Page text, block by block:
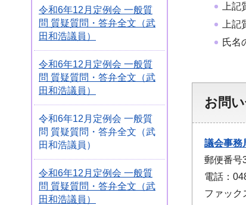
令和6年12月定例会 一般質
問 質疑質問・答弁全文（武
田和浩議員）
令和6年12月定例会 一般質
問 質疑質問・答弁全文（武
田和浩議員）
令和6年12月定例会 一般質
問 質疑質問・答弁全文（武
田和浩議員）
令和6年12月定例会 一般質
問 質疑質問・答弁全文（武
田和浩議員）
上
上
氏名
お問
議会事務
郵便番号
電話：
ファック